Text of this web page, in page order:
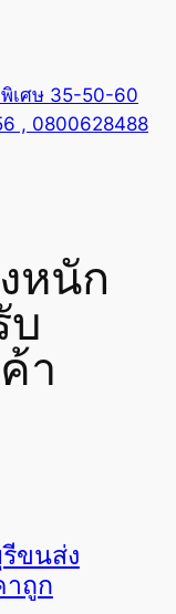
พิเศษ 35-50-60
, 0800628488
หนัก
บ
า
ขนส่ง
ถูก